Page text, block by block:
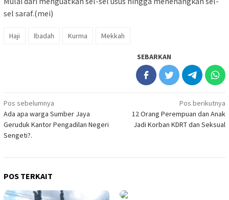
sel saraf.(mei)
Haji Ibadah Kurma Mekkah
SEBARKAN
Navigasi
pos
Pos sebelumnya
Ada apa warga Sumber Jaya
Geruduk Kantor Pengadilan Negeri
Sengeti?.
Pos berikutnya
12 Orang Perempuan dan Anak
Jadi Korban KDRT dan Seksual
POS TERKAIT